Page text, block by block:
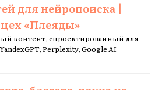
для нейропоиска |
«Плеяды»
контент, спроектированный для
Perplexity, Google AI